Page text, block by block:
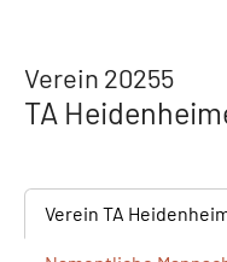
Verein 20255
TA
Verein TA